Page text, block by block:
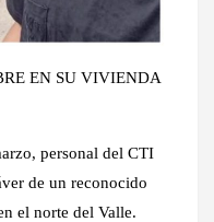
EN SU VIVIENDA
personal del CTI
de un reconocido
el norte del Valle.